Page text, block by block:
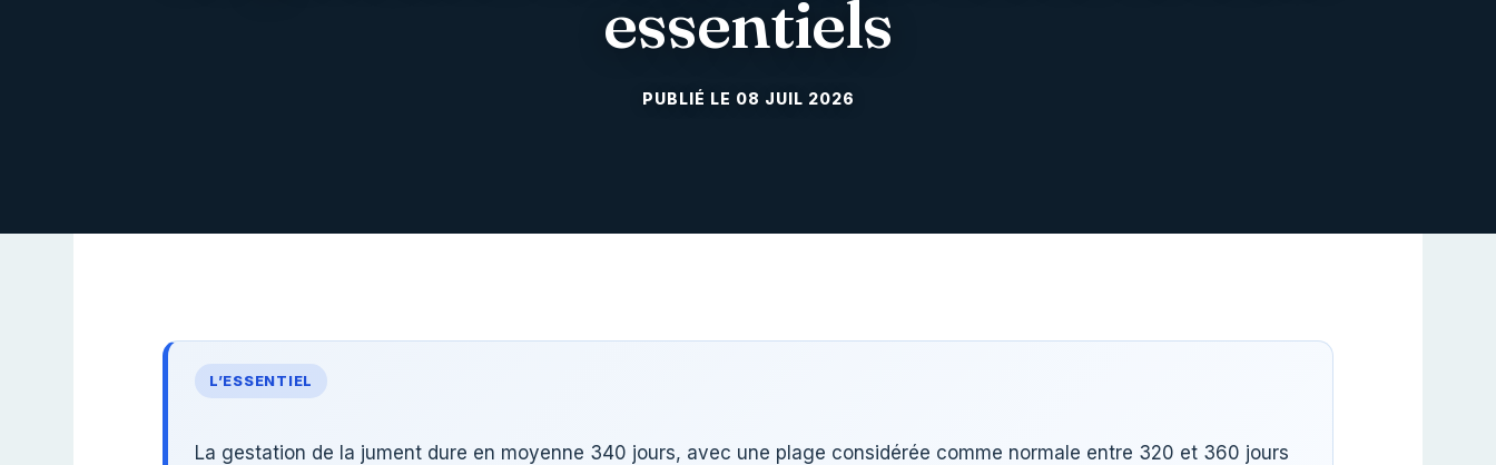
essentiels
08 JUIL 2026
L’ESSENTIEL
La gestation de la jument dure en moyenne 340 jours, avec une plage considérée comme normale entre 320 et 360 jours